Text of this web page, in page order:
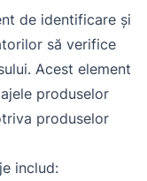
de identificare și
să verifice
Acest element
produselor
produselor
includ: